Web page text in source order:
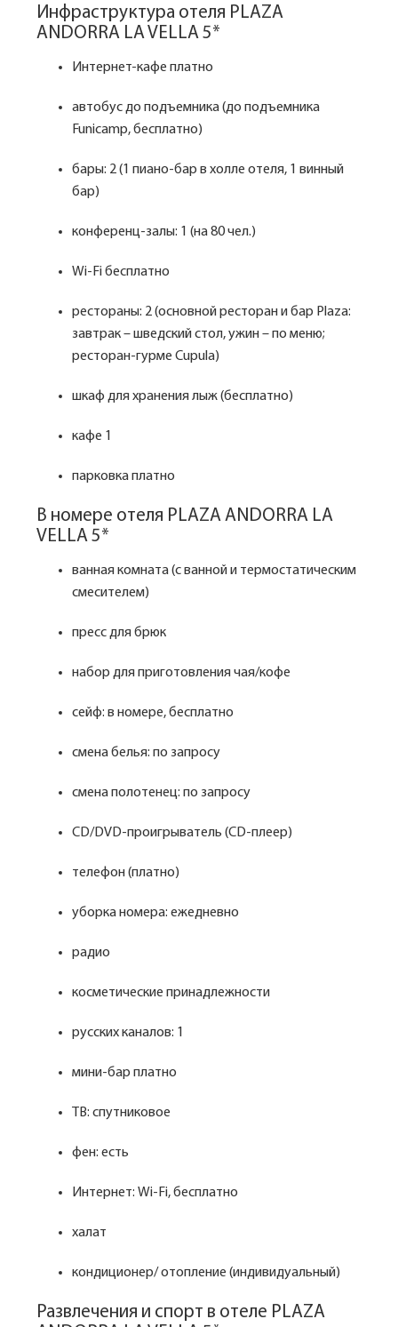
Инфраструктура отеля PLAZA
ANDORRA LA VELLA 5*
Интернет-кафе платно
автобус до подъемника (до подъемника
Funicamp, бесплатно)
бары: 2 (1 пиано-бар в холле отеля, 1 винный
бар)
конференц-залы: 1 (на 80 чел.)
Wi-Fi бесплатно
рестораны: 2 (основной ресторан и бар Plaza:
завтрак – шведский стол, ужин – по меню;
ресторан-гурме Cupula)
шкаф для хранения лыж (бесплатно)
кафе 1
парковка платно
В номере отеля PLAZA ANDORRA LA
VELLA 5*
ванная комната (с ванной и термостатическим
смесителем)
пресс для брюк
набор для приготовления чая/кофе
сейф: в номере, бесплатно
смена белья: по запросу
смена полотенец: по запросу
CD/DVD-проигрыватель (CD-плеер)
телефон (платно)
уборка номера: ежедневно
радио
косметические принадлежности
русских каналов: 1
мини-бар платно
ТВ: спутниковое
фен: есть
Интернет: Wi-Fi, бесплатно
халат
кондиционер/ отопление (индивидуальный)
Развлечения и спорт в отеле PLAZA